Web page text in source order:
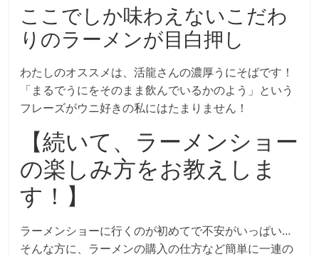
ここでしか味わえないこだわ
りのラーメンが目白押し
わたしのオススメは、活龍さんの濃厚うにそばです！
「まるでうにをそのまま飲んでいるかのよう」という
フレーズがウニ好きの私にはたまりません！
【続いて、ラーメンショー
の楽しみ方をお教えしま
す！】
ラーメンショーに行くのが初めてで不安がいっぱい…
そんな方に、ラーメンの購入の仕方など簡単に一連の